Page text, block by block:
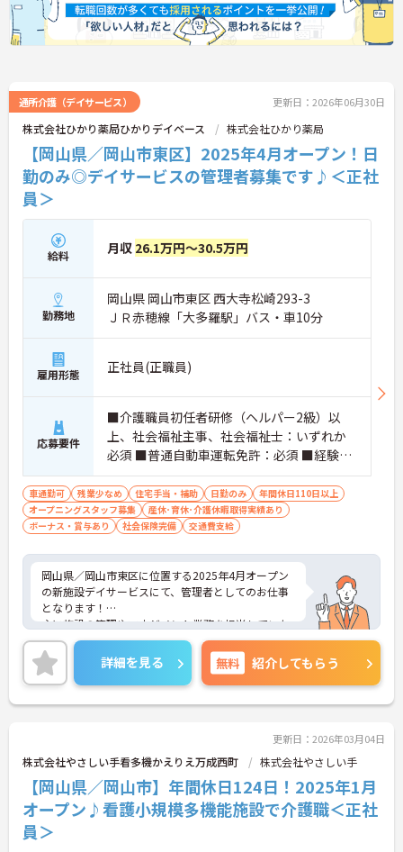
通所介護（デイサービス） 更新日：2026年06月30日
株式会社ひかり薬局ひかりデイベース 株式会社ひかり薬局
【岡山県／岡山市東区】2025年4月オープン！日
勤のみ◎デイサービスの管理者募集です♪＜正社
員＞
給料 月収 26.1万円～30.5万円
勤務地
岡山県 岡山市東区 西大寺松崎293-3
ＪＲ赤穂線「大多羅駅」バス・車10分
雇用形態 正社員(正職員)
応募要件
■介護職員初任者研修（ヘルパー2級）以
上、社会福祉主事、社会福祉士：いずれか
必須 ■普通自動車運転免許：必須 ■経験：
必須 ■PCのエクセル、ワード操作
車通勤可 残業少なめ 住宅手当・補助 日勤のみ
年間休日110日以上
オープニングスタッフ募集
産休･育休･介護休暇取得実績あり
ボーナス・賞与あり
社会保険完備 交通費支給
岡山県／岡山市東区に位置する2025年4月オープン
の新施設デイサービスにて、管理者としてのお仕事
となります！
主に施設の管理やマネジメント業務を担当していた
だきます。綺麗でおしゃれな空間の新施設で、のび
のびとお仕事してみませんか？
ご興味ある方は面接ポイントをお伝えしますので、
お気軽にお問い合わせください♪
詳細を見る 無料 紹介してもらう
更新日：2026年03月04日
株式会社やさしい手看多機かえりえ万成西町 株式会社やさしい手
【岡山県／岡山市】年間休日124日！2025年1月
オープン♪看護小規模多機能施設で介護職＜正社
員＞